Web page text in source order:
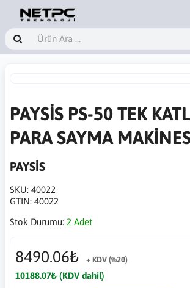
PAYSİS PS-50 TEK
PARA SAYMA
PAYSİS
SKU: 40022
GTIN: 40022
Stok Durumu: 2 Adet
8490.06₺ + KDV (%20)
10188.07₺ (KDV dahil)